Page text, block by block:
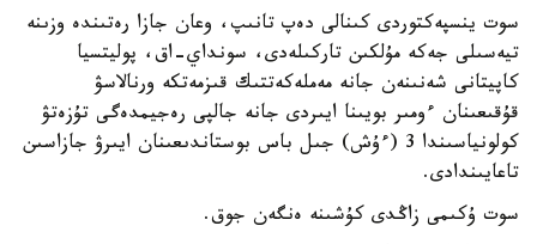
سوت ينسپەكتوردى كىنالى دەپ تانىپ، وعان جازا رەتىندە وزىنە
تيەسىلى جەكە مۇلكىن تاركىلەدى، سونداي-اق، پوليتسيا
كاپيتانى شەنىنەن جانە مەملەكەتتىك قىزمەتكە ورنالاسۋ
قۇقىعىنان ءومىر بويىنا ايىردى جانە جالپى رەجيمدەگى تۇزەتۋ
كولونياسىندا 3 (ءۇش) جىل باس بوستاندىعىنان ايىرۋ جازاسىن
تاعايىندادى.
سوت ۇكىمى زاڭدى كۇشىنە ەنگەن جوق.